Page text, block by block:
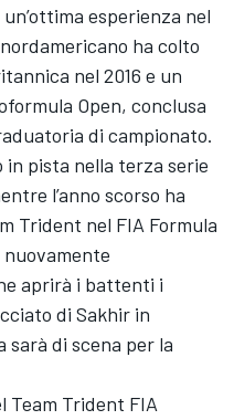
esperienza nel
ha colto
nel 2016 e un
Open, conclusa
di campionato.
in pista nella terza serie
l’anno scorso ha
Trident nel FIA Formula
nuovamente
aprirà i battenti i
di Sakhir in
sarà di scena per la
Team Trident FIA